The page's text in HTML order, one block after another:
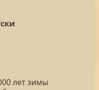
лет зимы